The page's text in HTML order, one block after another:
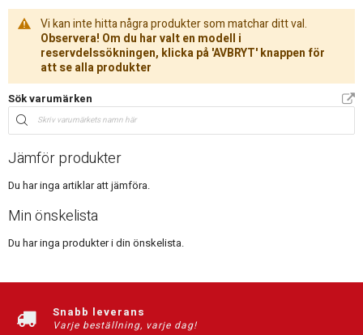
Vi kan inte hitta några produkter som matchar ditt val.
Observera! Om du har valt en modell i
reservdelssökningen, klicka på 'AVBRYT' knappen för
att se alla produkter
Sök varumärken
Jämför produkter
Du har inga artiklar att jämföra.
Min önskelista
Du har inga produkter i din önskelista.
Snabb leverans
Varje beställning, varje dag!